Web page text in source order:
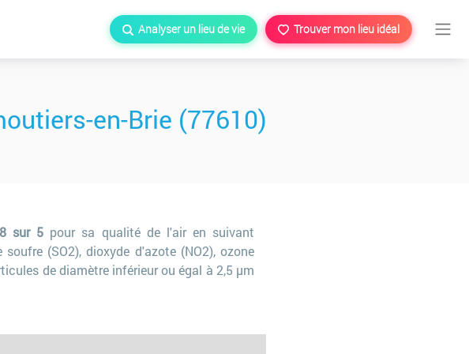
Analyser un lieu de vie Trouver mon lieu idéal
en-Brie (77610)
sur 5 pour sa qualité de l'air en suivant
(SO2), dioxyde d'azote (NO2), ozone
de diamètre inférieur ou égal à 2,5 µm